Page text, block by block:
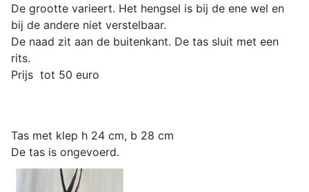
De grootte varieert. Het hengsel is bij de ene wel en
bij de andere niet verstelbaar.
De naad zit aan de buitenkant. De tas sluit met een
rits.
Prijs tot 50 euro
Tas met klep h 24 cm, b 28 cm
De tas is ongevoerd.